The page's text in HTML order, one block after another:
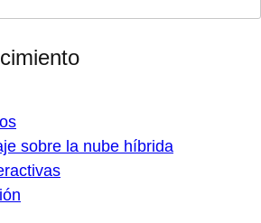
sobre la nube híbrida